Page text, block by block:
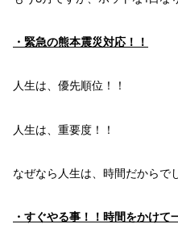
・ 緊急の熊本震災対応！！
人生は、優先順位！！
人生は、重要度！！
なぜなら 人生は、 時間だからで
・ すぐやる事！！ 時間をかけて